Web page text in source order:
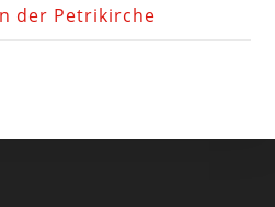
der Petrikirche